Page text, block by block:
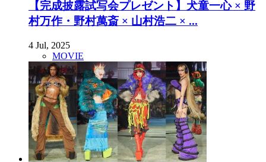
【完成披露試写会プレゼント】犬童一心 × 野
村万作・野村萬斎 × 山村浩二 × ...
4 Jul, 2025
MOVIE